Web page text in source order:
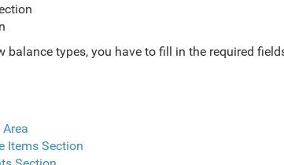
balance types, you have to fill in the required
Items Section